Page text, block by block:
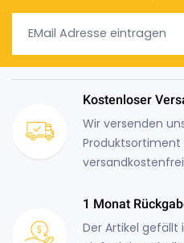
Kostenloser
Wir versenden
Produktsortiment
1 Monat
Der Artikel gefällt